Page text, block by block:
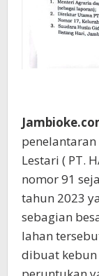
Lestari ( PT.
nomor 91
tahun 2023
sebagian
lahan
dibuat kebun